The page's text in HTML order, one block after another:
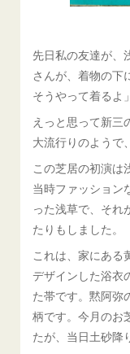
先日私の友達が、
さんが、着物の下
そうやって着るよ
えっと思って新三
大流行りのようで
この芝居の初演は
当時ファッション
った浅草で、それ
たりもしました。
これは、家にある
デザインした浴衣
た帯です。黙阿弥
柄です。今月のお
たが、当日土砂降